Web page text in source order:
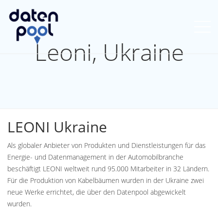
Leoni, Ukraine
LEONI Ukraine
Als globaler Anbieter von Produkten und Dienstleistungen für das
Energie- und Datenmanagement in der Automobilbranche
beschäftigt LEONI weltweit rund 95.000 Mitarbeiter in 32 Ländern.
Für die Produktion von Kabelbäumen wurden in der Ukraine zwei
neue Werke errichtet, die über den Datenpool abgewickelt
wurden.